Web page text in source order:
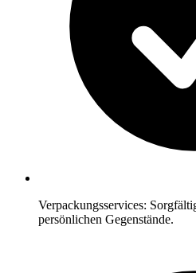
Verpackungsservices:
persönlichen Gegenstände.